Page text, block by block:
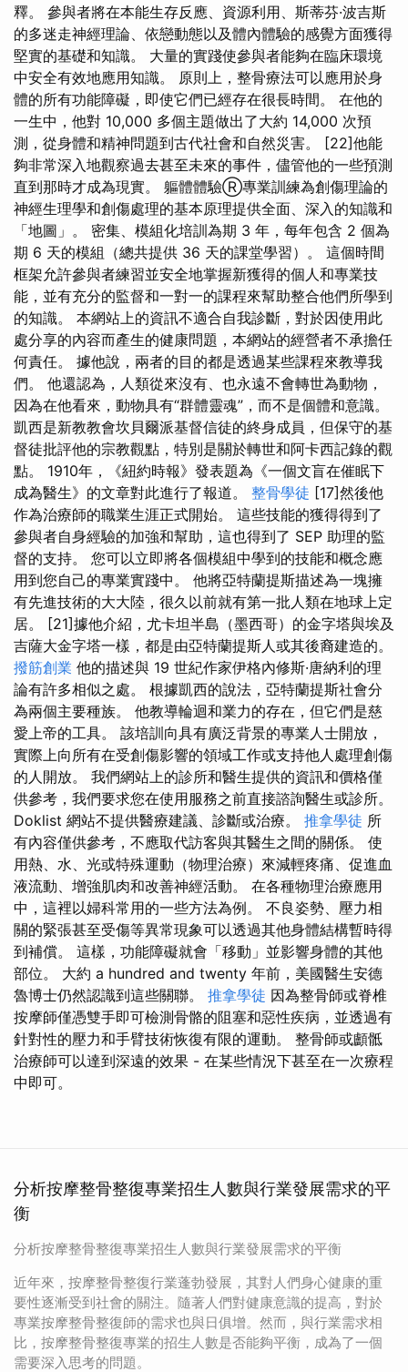
釋。 參與者將在本能生存反應、資源利用、斯蒂芬·波吉斯
的多迷走神經理論、依戀動態以及體內體驗的感覺方面獲得
堅實的基礎和知識。 大量的實踐使參與者能夠在臨床環境
中安全有效地應用知識。 原則上，整骨療法可以應用於身
體的所有功能障礙，即使它們已經存在很長時間。 在他的
一生中，他對 10,000 多個主題做出了大約 14,000 次預
測，從身體和精神問題到古代社會和自然災害。 [22]他能
夠非常深入地觀察過去甚至未來的事件，儘管他的一些預測
直到那時才成為現實。 軀體體驗Ⓡ專業訓練為創傷理論的
神經生理學和創傷處理的基本原理提供全面、深入的知識和
「地圖」。 密集、模組化培訓為期 3 年，每年包含 2 個為
期 6 天的模組（總共提供 36 天的課堂學習）。 這個時間
框架允許參與者練習並安全地掌握新獲得的個人和專業技
能，並有充分的監督和一對一的課程來幫助整合他們所學到
的知識。 本網站上的資訊不適合自我診斷，對於因使用此
處分享的內容而產生的健康問題，本網站的經營者不承擔任
何責任。 據他說，兩者的目的都是透過某些課程來教導我
們。 他還認為，人類從來沒有、也永遠不會轉世為動物，
因為在他看來，動物具有“群體靈魂”，而不是個體和意識。
凱西是新教教會坎貝爾派基督信徒的終身成員，但保守的基
督徒批評他的宗教觀點，特別是關於轉世和阿卡西記錄的觀
點。 1910年，《紐約時報》發表題為《一個文盲在催眠下
成為醫生》的文章對此進行了報道。 整骨學徒 [17]然後他
作為治療師的職業生涯正式開始。 這些技能的獲得得到了
參與者自身經驗的加強和幫助，這也得到了 SEP 助理的監
督的支持。 您可以立即將各個模組中學到的技能和概念應
用到您自己的專業實踐中。 他將亞特蘭提斯描述為一塊擁
有先進技術的大大陸，很久以前就有第一批人類在地球上定
居。 [21]據他介紹，尤卡坦半島（墨西哥）的金字塔與埃及
吉薩大金字塔一樣，都是由亞特蘭提斯人或其後裔建造的。
撥筋創業 他的描述與 19 世紀作家伊格內修斯·唐納利的理
論有許多相似之處。 根據凱西的說法，亞特蘭提斯社會分
為兩個主要種族。 他教導輪迴和業力的存在，但它們是慈
愛上帝的工具。 該培訓向具有廣泛背景的專業人士開放，
實際上向所有在受創傷影響的領域工作或支持他人處理創傷
的人開放。 我們網站上的診所和醫生提供的資訊和價格僅
供參考，我們要求您在使用服務之前直接諮詢醫生或診所。
Doklist 網站不提供醫療建議、診斷或治療。 推拿學徒 所
有內容僅供參考，不應取代訪客與其醫生之間的關係。 使
用熱、水、光或特殊運動（物理治療）來減輕疼痛、促進血
液流動、增強肌肉和改善神經活動。 在各種物理治療應用
中，這裡以婦科常用的一些方法為例。 不良姿勢、壓力相
關的緊張甚至受傷等異常現象可以透過其他身體結構暫時得
到補償。 這樣，功能障礙就會「移動」並影響身體的其他
部位。 大約 a hundred and twenty 年前，美國醫生安德
魯博士仍然認識到這些關聯。 推拿學徒 因為整骨師或脊椎
按摩師僅憑雙手即可檢測骨骼的阻塞和惡性疾病，並透過有
針對性的壓力和手臂技術恢復有限的運動。 整骨師或顱骶
治療師可以達到深遠的效果 - 在某些情況下甚至在一次療程
中即可。
分析按摩整骨整復專業招生人數與行業發展需求的平
衡
分析按摩整骨整復專業招生人數與行業發展需求的平衡
近年來，按摩整骨整復行業蓬勃發展，其對人們身心健康的重
要性逐漸受到社會的關注。隨著人們對健康意識的提高，對於
專業按摩整骨整復師的需求也與日俱增。然而，與行業需求相
比，按摩整骨整復專業的招生人數是否能夠平衡，成為了一個
需要深入思考的問題。